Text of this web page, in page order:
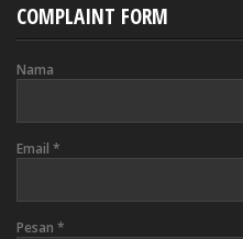
COMPLAINT FORM
Nama
Email *
Pesan *